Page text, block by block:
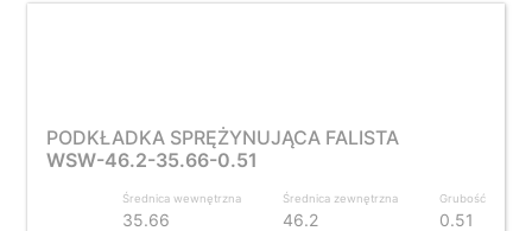
PODKŁADKA SPRĘŻYNUJĄCA FALISTA
WSW-46.2-35.66-0.51
Średnica wewnętrzna
35.66
Średnica zewnętrzna
46.2
Grubość
0.51